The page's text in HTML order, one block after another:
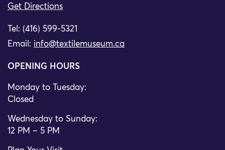
Get Directions
Tel: (416) 599-5321
Email: info@textilemuseum.ca
OPENING HOURS
Monday to Tuesday:
Closed
Wednesday to Sunday:
12 PM – 5 PM